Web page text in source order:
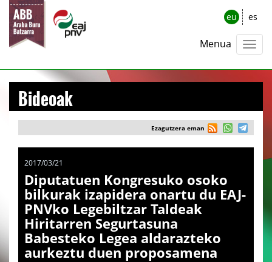
eu es
Menua
Bideoak
Ezagutzera eman
2017/03/21
Diputatuen Kongresuko osoko
bilkurak izapidera onartu du EAJ-
PNVko Legebiltzar Taldeak
Hiritarren Segurtasuna
Babesteko Legea aldarazteko
aurkeztu duen proposamena